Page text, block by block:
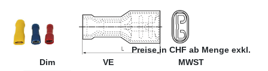
Dim VE
Preise in CHF ab Menge exkl.
MWST